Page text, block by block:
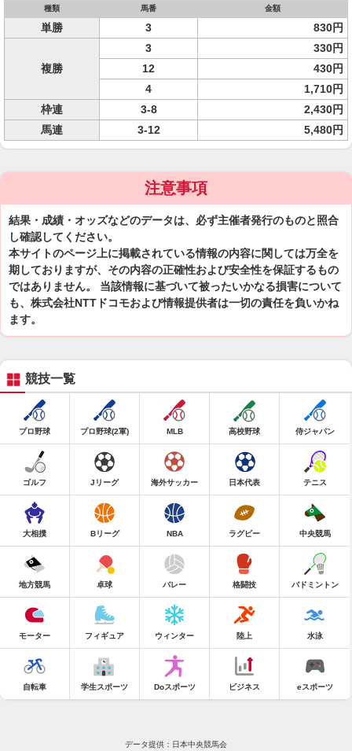
種類 馬番 金額
単勝 3 830円
複勝
3
330円
12
430円
4
1,710円
枠連
3-8
2,430円
馬連
3-12 5,480円
注意事項
結果・成績・オッズなどのデータは、必ず主催者発行のものと照合
し確認してください。
本サイトのページ上に掲載されている情報の内容に関しては万全を
期しておりますが、その内容の正確性および安全性を保証するもの
ではありません。 当該情報に基づいて被ったいかなる損害について
も、株式会社NTTドコモおよび情報提供者は一切の責任を負いかね
ます。
競技一覧
プロ野球 プロ野球(2軍) MLB 高校野球 侍ジャパン
ゴルフ Jリーグ 海外サッカー 日本代表 テニス
大相撲 Bリーグ NBA ラグビー 中央競馬
地方競馬 卓球 バレー 格闘技 バドミントン
モーター フィギュア ウィンター 陸上 水泳
自転車 学生スポーツ Doスポーツ ビジネス eスポーツ
データ提供：日本中央競馬会